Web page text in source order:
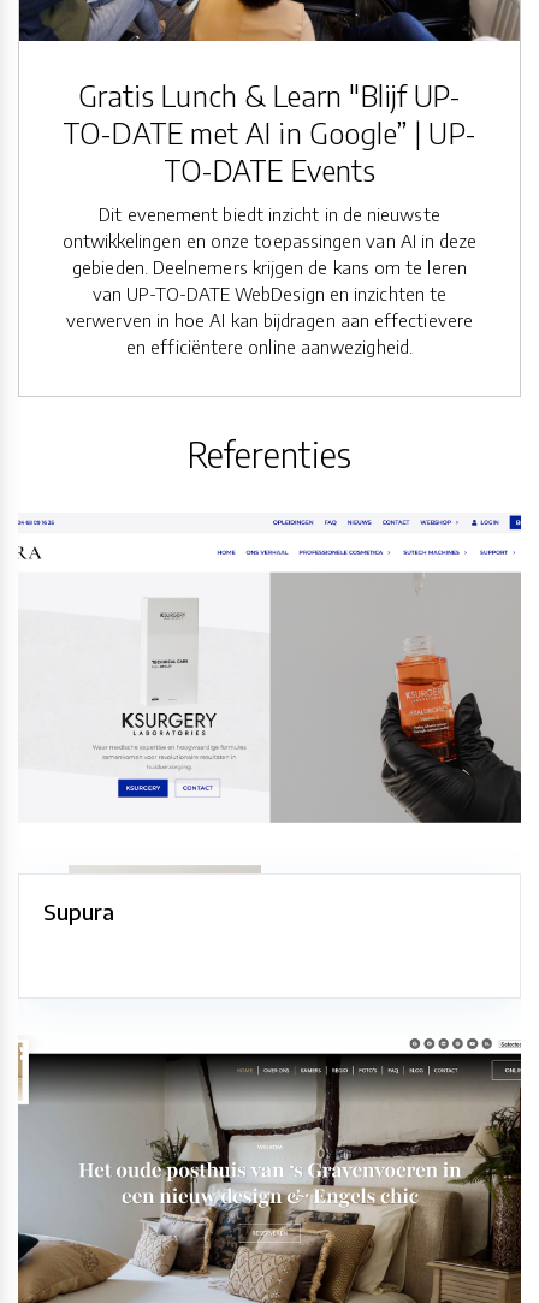
Gratis Lunch & Learn "Blijf UP-
TO-DATE met AI in Google” | UP-
TO-DATE Events
Dit evenement biedt inzicht in de nieuwste
ontwikkelingen en onze toepassingen van AI in deze
gebieden. Deelnemers krijgen de kans om te leren
van UP-TO-DATE WebDesign en inzichten te
verwerven in hoe AI kan bijdragen aan effectievere
en efficiëntere online aanwezigheid.
Referenties
Supura